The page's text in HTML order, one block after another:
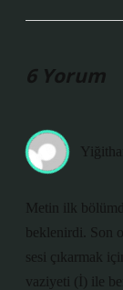
6 Yorum
Yiğithan
Metin ilk
beklenirdi. Son
sesi çıkarmak
vaziyeti (İ) ile